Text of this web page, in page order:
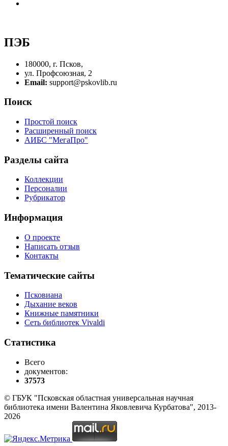
ПЭБ
180000, г. Псков,
ул. Профсоюзная, 2
Email: support@pskovlib.ru
Поиск
Простой поиск
Расширенный поиск
АИБС "МегаПро"
Разделы сайта
Коллекции
Персоналии
Рубрикатор
Информация
О проекте
Написать отзыв
Контакты
Тематические сайты
Псковиана
Дыхание веков
Книжные памятники
Сеть библиотек Vivaldi
Статистика
Всего
документов:
37573
© ГБУК "Псковская областная универсальная научная
библиотека имени Валентина Яковлевича Курбатова", 2013-
2026